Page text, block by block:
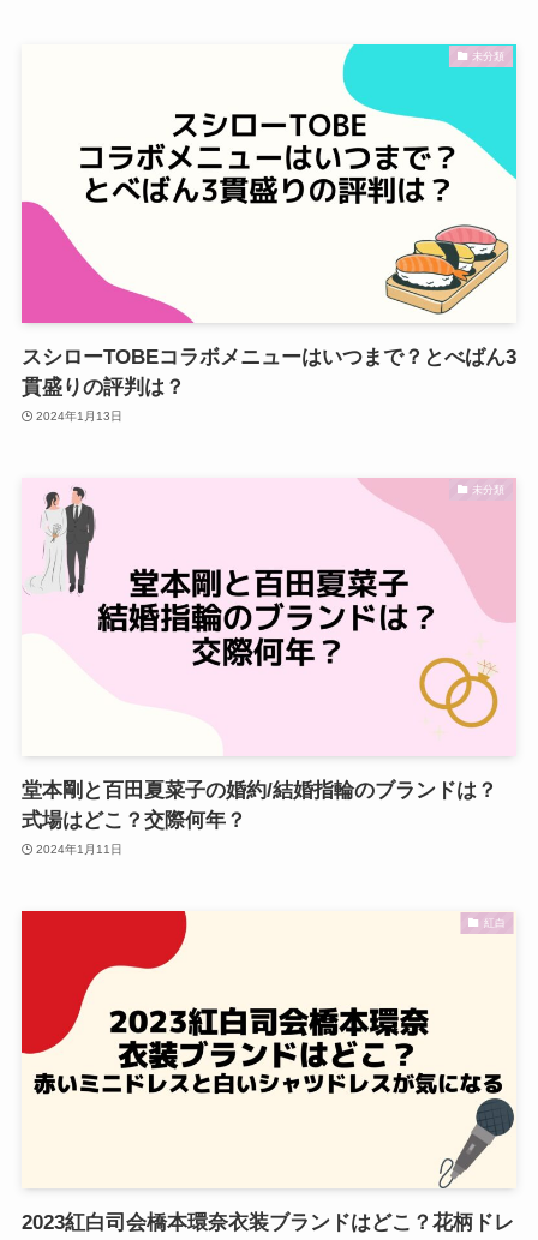
未分類
スシローTOBEコラボメニューはいつまで？とべばん3
貫盛りの評判は？
2024年1月13日
未分類
堂本剛と百田夏菜子の婚約/結婚指輪のブランドは？
式場はどこ？交際何年？
2024年1月11日
紅白
2023紅白司会橋本環奈衣装ブランドはどこ？花柄ドレ